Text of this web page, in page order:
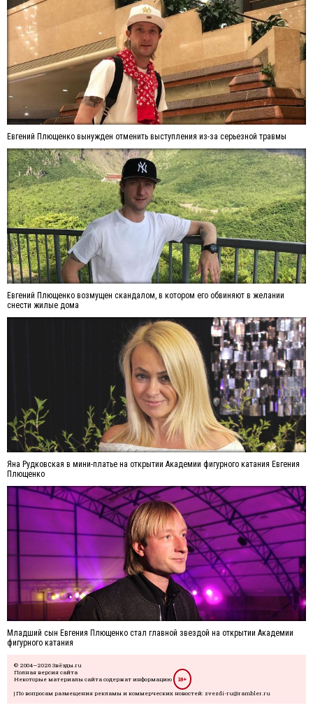
Евгений Плющенко вынужден отменить выступления из-за серьезной травмы
Евгений Плющенко возмущен скандалом, в котором его обвиняют в желании
снести жилые дома
Яна Рудковская в мини-платье на открытии Академии фигурного катания Евгения
Плющенко
Младший сын Евгения Плющенко стал главной звездой на открытии Академии
фигурного катания
© 2004—2026 Звёзды.ru
Полная версия сайта
Некоторые материалы сайта содержат информацию
18+
| По вопросам размещения рекламы и коммерческих новостей: zvezdi-ru@rambler.ru